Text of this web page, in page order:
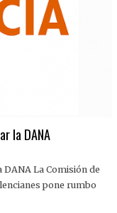
la DANA
La Comisión de
pone rumbo